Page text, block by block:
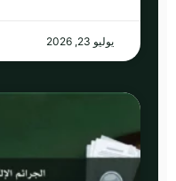
يوليو 23, 2026